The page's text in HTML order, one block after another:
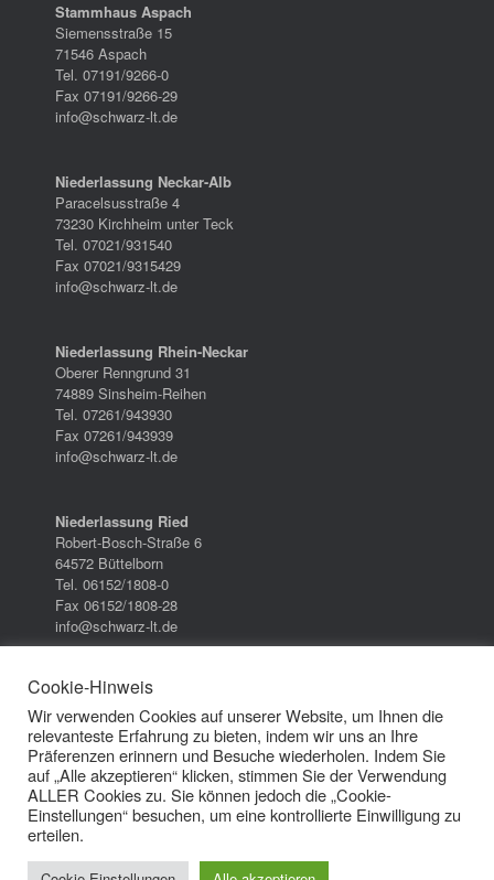
Stammhaus Aspach
Siemensstraße 15
71546 Aspach
Tel. 07191/9266-0
Fax 07191/9266-29
info@schwarz-lt.de
Niederlassung Neckar-Alb
Paracelsusstraße 4
73230 Kirchheim unter Teck
Tel. 07021/931540
Fax 07021/9315429
info@schwarz-lt.de
Niederlassung Rhein-Neckar
Oberer Renngrund 31
74889 Sinsheim-Reihen
Tel. 07261/943930
Fax 07261/943939
info@schwarz-lt.de
Niederlassung Ried
Robert-Bosch-Straße 6
64572 Büttelborn
Tel. 06152/1808-0
Fax 06152/1808-28
info@schwarz-lt.de
Datenschutzerklärung/Impressum/AGB
Cookie Einstellungen
Cookie-Hinweis
Wir verwenden Cookies auf unserer Website, um Ihnen die
relevanteste Erfahrung zu bieten, indem wir uns an Ihre
Präferenzen erinnern und Besuche wiederholen. Indem Sie
auf „Alle akzeptieren“ klicken, stimmen Sie der Verwendung
ALLER Cookies zu. Sie können jedoch die „Cookie-
Einstellungen“ besuchen, um eine kontrollierte Einwilligung zu
erteilen.